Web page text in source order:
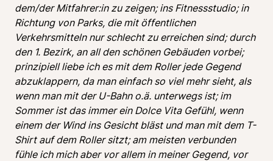
dem/der Mitfahrer:in zu zeigen; ins Fitnessstudio; in
Richtung von Parks, die mit öffentlichen
Verkehrsmitteln nur schlecht zu erreichen sind; durch
den 1. Bezirk, an all den schönen Gebäuden vorbei;
prinzipiell liebe ich es mit dem Roller jede Gegend
abzuklappern, da man einfach so viel mehr sieht, als
wenn man mit der U-Bahn o.ä. unterwegs ist; im
Sommer ist das immer ein Dolce Vita Gefühl, wenn
einem der Wind ins Gesicht bläst und man mit dem T-
Shirt auf dem Roller sitzt; am meisten verbunden
fühle ich mich aber vor allem in meiner Gegend, vor